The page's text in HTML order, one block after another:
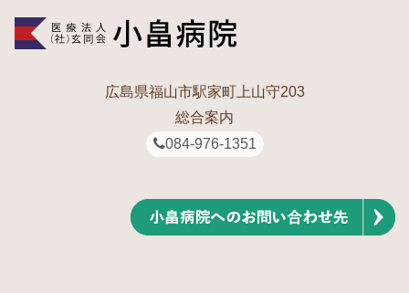
広島県福山市駅家町上山守203
総合案内
084-976-1351